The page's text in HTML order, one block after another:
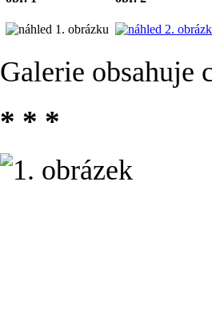
Galerie obsahuje
* * *